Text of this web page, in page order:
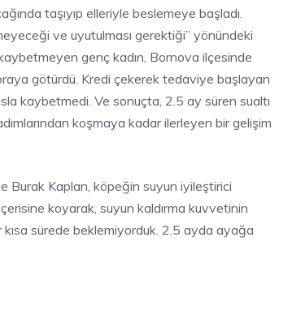
taşıyıp elleriyle beslemeye başladı.
ve uyutulması gerektiği” yönündeki
genç kadın, Bornova ilçesinde
götürdü. Kredi çekerek tedaviye başlayan
kaybetmedi. Ve sonuçta, 2.5 ay süren sualtı
koşmaya kadar ilerleyen bir gelişim
Burak Kaplan, köpeğin suyun iyileştirici
koyarak, suyun kaldırma kuvvetinin
sürede beklemiyorduk. 2.5 ayda ayağa